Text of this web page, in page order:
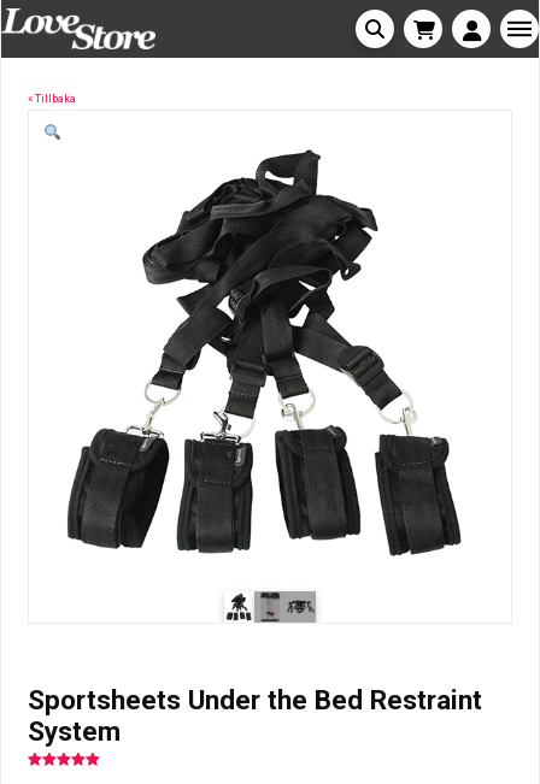
« Tillbaka
Sportsheets Under the Bed Restraint
System